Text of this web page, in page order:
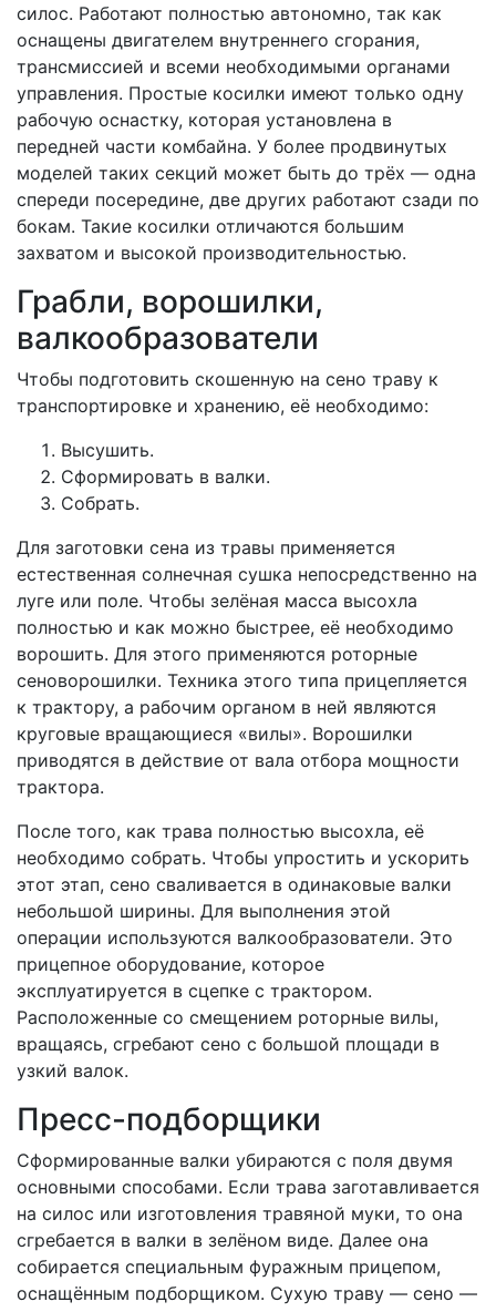
силос. Работают полностью автономно, так как
оснащены двигателем внутреннего сгорания,
трансмиссией и всеми необходимыми органами
управления. Простые косилки имеют только одну
рабочую оснастку, которая установлена в
передней части комбайна. У более продвинутых
моделей таких секций может быть до трёх — одна
спереди посередине, две других работают сзади по
бокам. Такие косилки отличаются большим
захватом и высокой производительностью.
Грабли, ворошилки,
валкообразователи
Чтобы подготовить скошенную на сено траву к
транспортировке и хранению, её необходимо:
Высушить.
Сформировать в валки.
Собрать.
Для заготовки сена из травы применяется
естественная солнечная сушка непосредственно на
луге или поле. Чтобы зелёная масса высохла
полностью и как можно быстрее, её необходимо
ворошить. Для этого применяются роторные
сеноворошилки. Техника этого типа прицепляется
к трактору, а рабочим органом в ней являются
круговые вращающиеся «вилы». Ворошилки
приводятся в действие от вала отбора мощности
трактора.
После того, как трава полностью высохла, её
необходимо собрать. Чтобы упростить и ускорить
этот этап, сено сваливается в одинаковые валки
небольшой ширины. Для выполнения этой
операции используются валкообразователи. Это
прицепное оборудование, которое
эксплуатируется в сцепке с трактором.
Расположенные со смещением роторные вилы,
вращаясь, сгребают сено с большой площади в
узкий валок.
Пресс-подборщики
Сформированные валки убираются с поля двумя
основными способами. Если трава заготавливается
на силос или изготовления травяной муки, то она
сгребается в валки в зелёном виде. Далее она
собирается специальным фуражным прицепом,
оснащённым подборщиком. Сухую траву — сено —